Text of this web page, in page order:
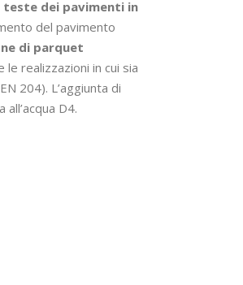
dei pavimenti in
del pavimento
di parquet
realizzazioni in cui sia
204). L’aggiunta di
D4.